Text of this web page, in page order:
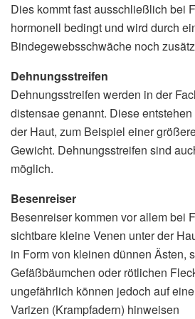
Dies kommt fast ausschließlich bei
hormonell bedingt und wird durch
Bindegewebsschwäche noch
Dehnungsstreifen
Dehnungsstreifen werden in der
distensae genannt. Diese
der Haut, zum Beispiel einer
Gewicht. Dehnungsstreifen sind
möglich.
Besenreiser
Besenreiser kommen vor allem bei
sichtbare kleine Venen unter der
in Form von kleinen dünnen Ästen,
Gefäßbäumchen oder rötlichen
ungefährlich können jedoch auf
Varizen (Krampfadern) hinweisen